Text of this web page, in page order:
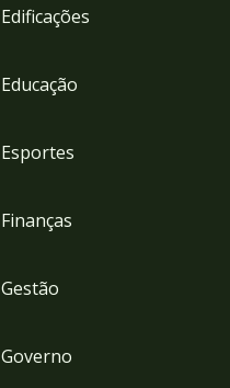
Edificações
Educação
Esportes
Finanças
Gestão
Governo